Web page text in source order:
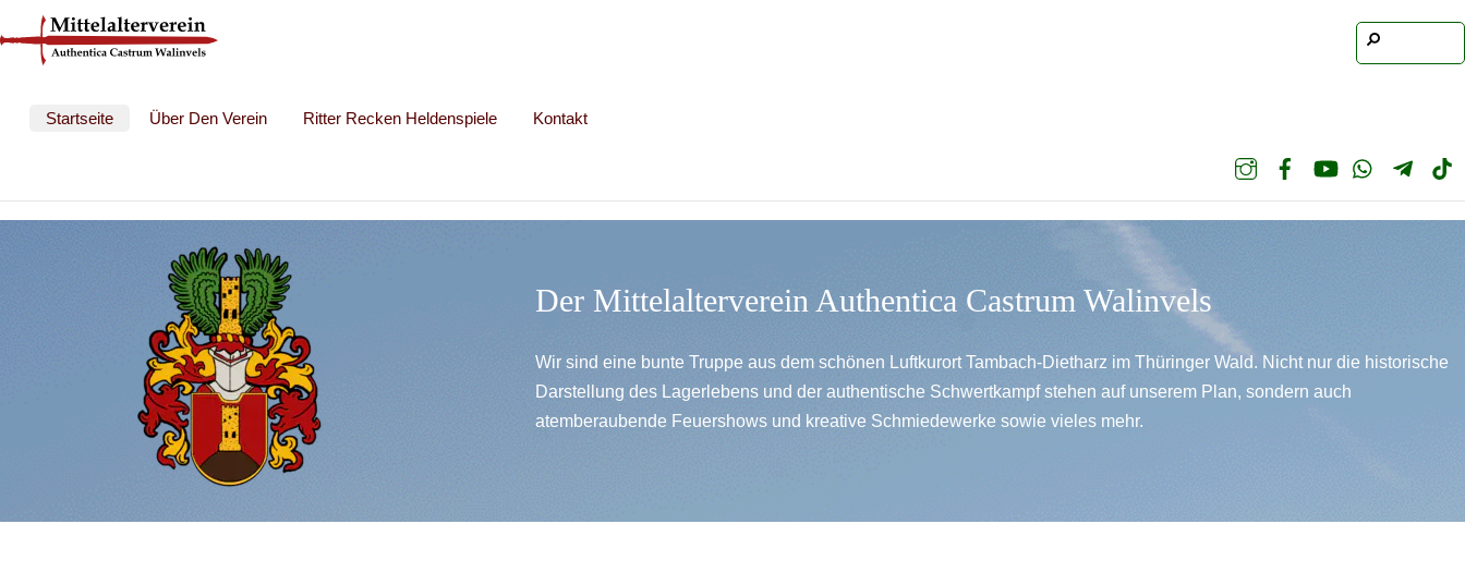
Startseite Über Den Verein Ritter Recken Heldenspiele Kontakt
Der Mittelalterverein Authentica Castrum Walinvels
Wir sind eine bunte Truppe aus dem schönen Luftkurort Tambach-Dietharz im Thüringer Wald. Nicht nur die historische
Darstellung des Lagerlebens und der authentische Schwertkampf stehen auf unserem Plan, sondern auch
atemberaubende Feuershows und kreative Schmiedewerke sowie vieles mehr.